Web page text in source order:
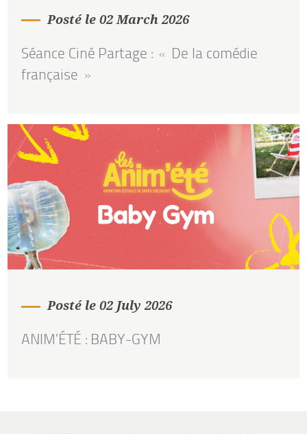
Posté le 02 March 2026
Séance Ciné Partage : « De la comédie
française »
Posté le 02 July 2026
ANIM’ÉTÉ : BABY-GYM